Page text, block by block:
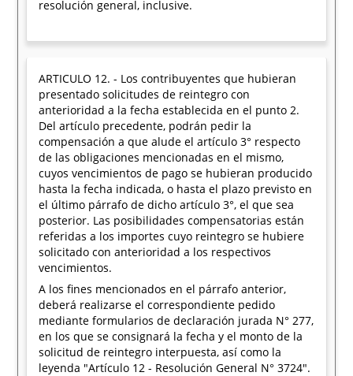
resolución general, inclusive.
ARTICULO 12. - Los contribuyentes que hubieran
presentado solicitudes de reintegro con
anterioridad a la fecha establecida en el punto 2.
Del artículo precedente, podrán pedir la
compensación a que alude el artículo 3° respecto
de las obligaciones mencionadas en el mismo,
cuyos vencimientos de pago se hubieran producido
hasta la fecha indicada, o hasta el plazo previsto en
el último párrafo de dicho artículo 3°, el que sea
posterior. Las posibilidades compensatorias están
referidas a los importes cuyo reintegro se hubiere
solicitado con anterioridad a los respectivos
vencimientos.
A los fines mencionados en el párrafo anterior,
deberá realizarse el correspondiente pedido
mediante formularios de declaración jurada N° 277,
en los que se consignará la fecha y el monto de la
solicitud de reintegro interpuesta, así como la
leyenda "Artículo 12 - Resolución General N° 3724".